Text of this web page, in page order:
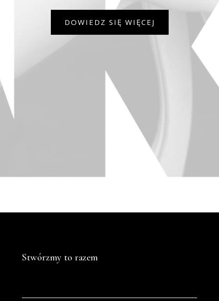
DOWIEDZ SIĘ WIĘCEJ
Stwórzmy to razem